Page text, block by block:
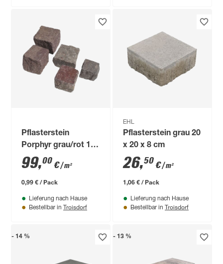
Pflasterstein
Porphyr grau/rot 10
x 10 x 5-8 cm
99,00 €/ m²
0,99 € / Pack
Lieferung nach Hause
Bestellbar in Troisdorf
EHL
Pflasterstein grau 20
x 20 x 8 cm
26,50 €/ m²
1,06 € / Pack
Lieferung nach Hause
Bestellbar in Troisdorf
- 14 % - 13 %